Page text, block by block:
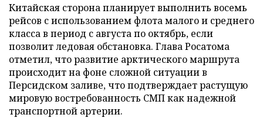
Китайская сторона планирует выполнить восемь
рейсов с использованием флота малого и среднего
класса в период с августа по октябрь, если
позволит ледовая обстановка. Глава Росатома
отметил, что развитие арктического маршрута
происходит на фоне сложной ситуации в
Персидском заливе, что подтверждает растущую
мировую востребованность СМП как надежной
транспортной артерии.